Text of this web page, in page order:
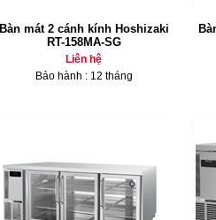
Bàn mát 2 cánh kính Hoshizaki
RT-158MA-SG
Liên hệ
Bảo hành : 12 tháng